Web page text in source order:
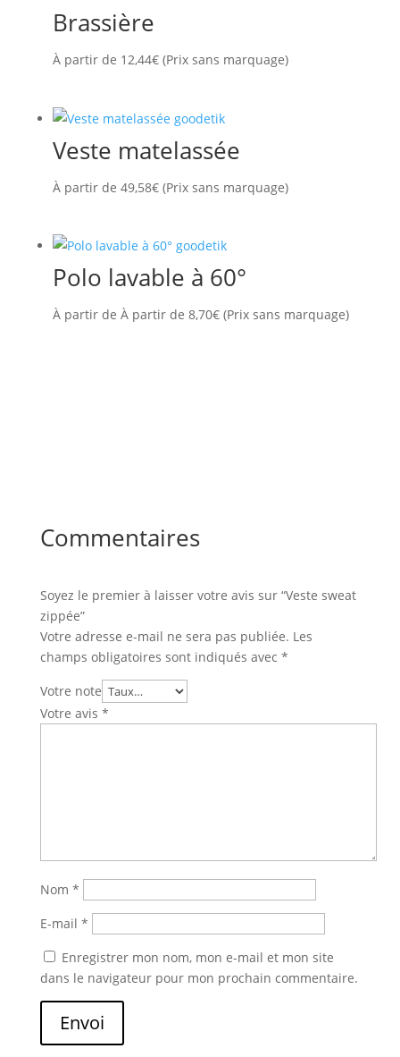
Brassière
À partir de 12,44€(Prix sans marquage)
Veste matelassée
À partir de 49,58€(Prix sans marquage)
Polo lavable à 60°
À partir de À partir de 8,70€(Prix sans marquage)
Commentaires
Soyez le premier à laisser votre avis sur “Veste sweat
zippée”
Votre adresse e-mail ne sera pas publiée. Les
champs obligatoires sont indiqués avec *
Votre note
Votre avis *
Nom *
E-mail *
Enregistrer mon nom, mon e-mail et mon site
dans le navigateur pour mon prochain commentaire.
Envoi